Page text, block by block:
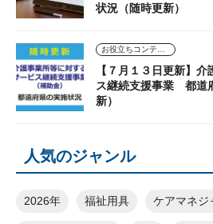
状況（随時更新）
【７月１３日更新】
ス継続支援事業 都道
新）
人気のジャンル
2026年 福祉用具 ケアマネジ